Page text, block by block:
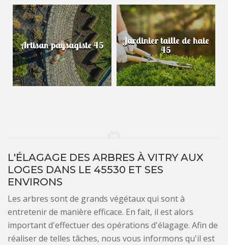
Artisan paysagiste 45 Jardinier taille de haie
45
L'ÉLAGAGE DES ARBRES À VITRY AUX
LOGES DANS LE 45530 ET SES
ENVIRONS
Les arbres sont de grands végétaux qui sont à
entretenir de manière efficace. En fait, il est alors
important d'effectuer des opérations d'élagage. Afin de
réaliser de telles tâches, nous vous informons qu'il est